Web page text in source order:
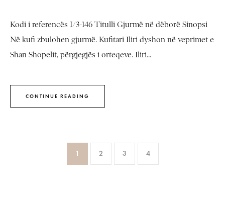
Kodi i referencës I/3-146 Titulli Gjurmë në dëborë Sinopsi
Në kufi zbulohen gjurmë. Kufitari Iliri dyshon në veprimet e
Shan Shopelit, përgjegjës i orteqeve. Iliri...
CONTINUE READING
1 2 3 4